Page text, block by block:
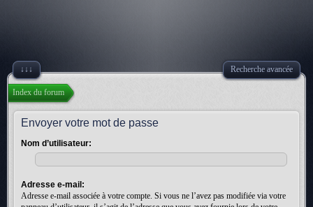
↓↓↓ Recherche avancée
Index du forum
Envoyer votre mot de passe
Nom d’utilisateur:
Adresse e-mail:
Adresse e-mail associée à votre compte. Si vous ne l’avez pas modifiée via votre